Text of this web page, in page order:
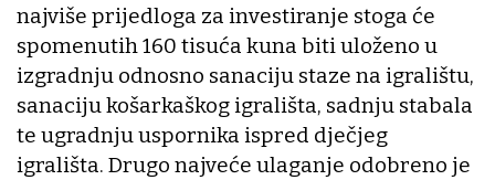
najviše prijedloga za investiranje stoga će
spomenutih 160 tisuća kuna biti uloženo u
izgradnju odnosno sanaciju staze na igralištu,
sanaciju košarkaškog igrališta, sadnju stabala
te ugradnju uspornika ispred dječjeg
igrališta. Drugo najveće ulaganje odobreno je